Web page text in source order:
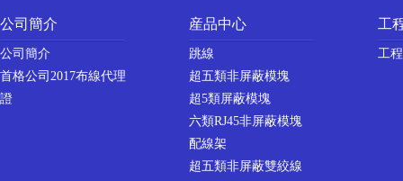
公司簡介
公司簡介
首格公司2017布線代理
證
産品中心
跳線
超五類非屏蔽模塊
超5類屏蔽模塊
六類RJ45非屏蔽模塊
配線架
超五類非屏蔽雙絞線
工
工